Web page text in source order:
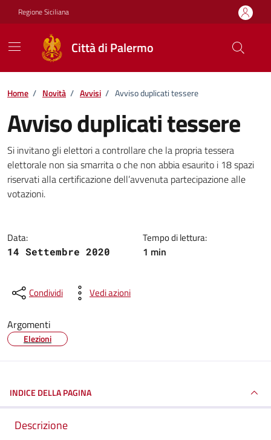
Vai ai contenuti
Vai al footer
Regione Siciliana
Città di Palermo
Home / Novità / Avvisi / Avviso duplicati tessere
Avviso duplicati tessere
Dettagli della notizia
Si invitano gli elettori a controllare che la propria tessera
elettorale non sia smarrita o che non abbia esaurito i 18 spazi
riservati alla certificazione dell’avvenuta partecipazione alle
votazioni.
Data:
14 Settembre 2020
Tempo di lettura:
1 min
Condividi Vedi azioni
Argomenti
Elezioni
INDICE DELLA PAGINA
Descrizione